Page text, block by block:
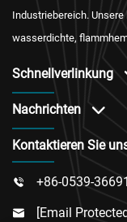
Industriebereich.
wasserdichte,
Schnellverlinkung
Nachrichten
Kontaktieren Sie
 +86-0539-
 [email